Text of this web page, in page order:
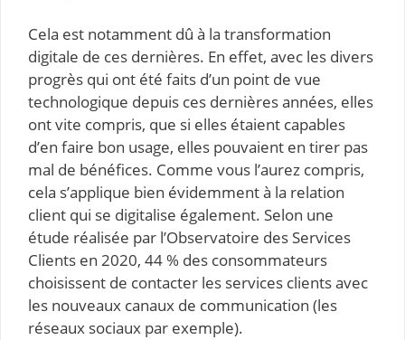
Cela est notamment dû à la transformation
digitale de ces dernières. En effet, avec les divers
progrès qui ont été faits d’un point de vue
technologique depuis ces dernières années, elles
ont vite compris, que si elles étaient capables
d’en faire bon usage, elles pouvaient en tirer pas
mal de bénéfices. Comme vous l’aurez compris,
cela s’applique bien évidemment à la relation
client qui se digitalise également. Selon une
étude réalisée par l’Observatoire des Services
Clients en 2020, 44 % des consommateurs
choisissent de contacter les services clients avec
les nouveaux canaux de communication (les
réseaux sociaux par exemple).